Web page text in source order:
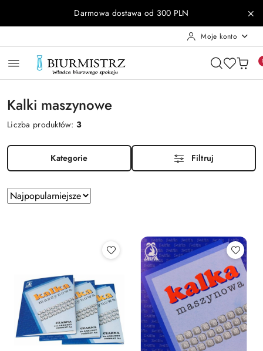
Przejdź do treści głównej
Przejdź do wyszukiwarki
Przejdź do moje konto
Przejdź do menu głównego
Przejdź do stopkiDarmowa dostawa od 300 PLN
Moje konto
Kalki maszynowe
Liczba produktów:3
Kategorie Filtruj
Zastosowano
sortowanie:
Sortuj
według